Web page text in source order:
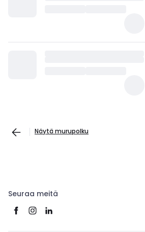
Näytä murupolku
Seuraa meitä